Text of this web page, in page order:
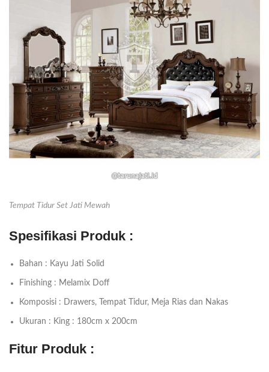
Tempat Tidur Set Jati Mewah
Spesifikasi Produk :
Bahan : Kayu Jati Solid
Finishing : Melamix Doff
Komposisi : Drawers, Tempat Tidur, Meja Rias dan Nakas
Ukuran : King : 180cm x 200cm
Fitur Produk :